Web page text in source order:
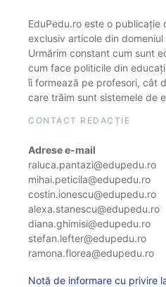
EduPedu.ro este o publicație
exclusiv articole din
Urmărim constant cum sunt
cum face politicile din
îi formează pe profesori, cât
care trăim sunt sistemele de
CONTACT REDACȚIE
Adrese e-mail
raluca.pantazi@edupedu.ro
mihai.peticila@edupedu.ro
costin.ionescu@edupedu.ro
alexa.stanescu@edupedu.ro
diana.ghimisi@edupedu.ro
stefan.lefter@edupedu.ro
ramona.florea@edupedu.ro
Notă de informare cu privire